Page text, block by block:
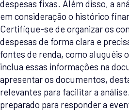
despesas fixas. Além disso, a
em consideração o histórico
Certifique-se de organizar os
despesas de forma clara e
fontes de renda, como aluguéis
inclua essas informações na
apresentar os documentos,
relevantes para facilitar a
preparado para responder a